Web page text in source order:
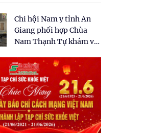
dân tại xã Tân Tập
Chi hội Nam y tỉnh An
Giang phối hợp Chùa
Nam Thạnh Tự khám và
nhân dân